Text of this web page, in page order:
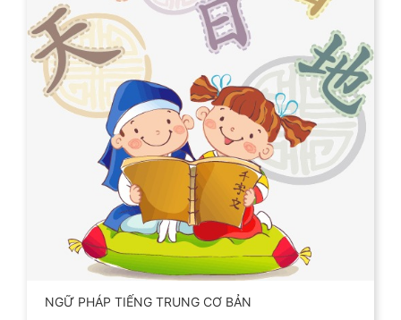
NGỮ PHÁP TIẾNG TRUNG CƠ BẢN